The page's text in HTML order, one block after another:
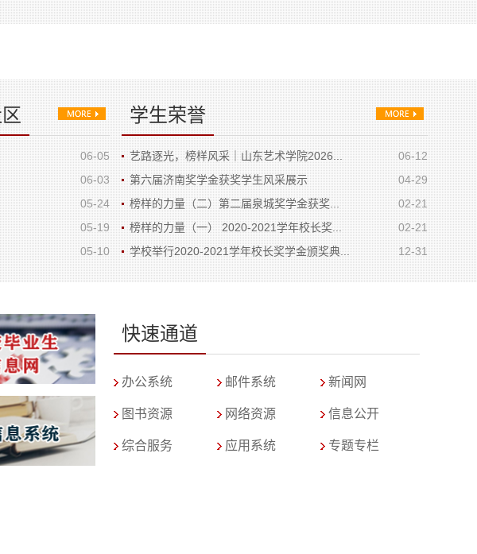
学生荣誉
06-12
艺路逐光，榜样风采｜山东艺术学院2026...
04-29
第六届济南奖学金获奖学生风采展示
02-21
榜样的力量（二）第二届泉城奖学金获奖...
02-21
榜样的力量（一） 2020-2021学年校长奖...
12-31
学校举行2020-2021学年校长奖学金颁奖典...
06-05
06-03
05-24
05-19
05-10
快速通道
办公系统 邮件系统 新闻网
图书资源 网络资源 信息公开
综合服务 应用系统 专题专栏